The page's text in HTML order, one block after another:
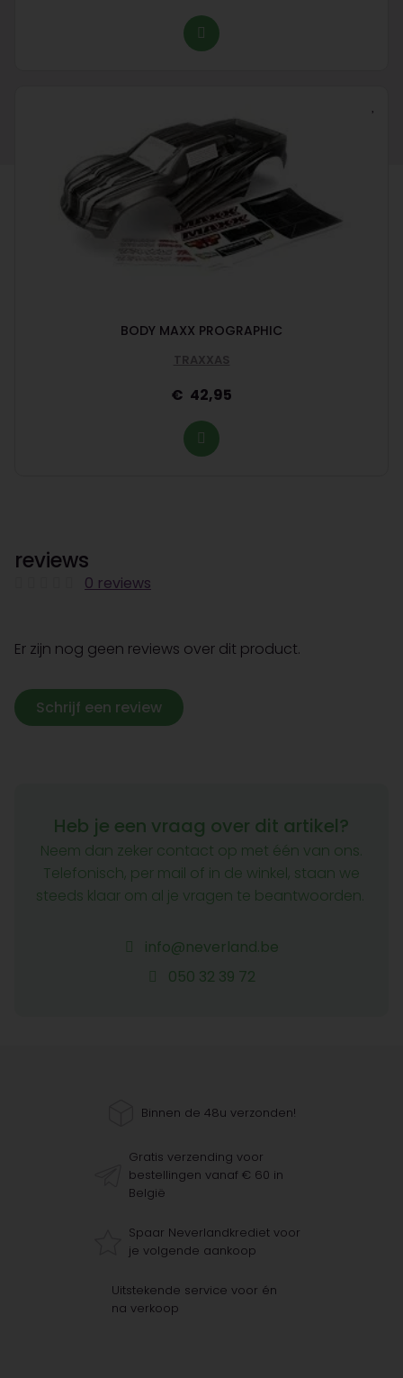
BODY MAXX PROGRAPHIC
TRAXXAS
42,95
reviews
0 reviews
Er zijn nog geen reviews over dit product.
Schrijf een review
Heb je een vraag over dit artikel?
Neem dan zeker contact op met één van ons.
Telefonisch, per mail of in de winkel, staan we
steeds klaar om al je vragen te beantwoorden.
info@neverland.be
050 32 39 72
Binnen de 48u verzonden!
Gratis verzending voor
bestellingen vanaf € 60 in
België
Spaar Neverlandkrediet voor
je volgende aankoop
Uitstekende service voor én
na verkoop